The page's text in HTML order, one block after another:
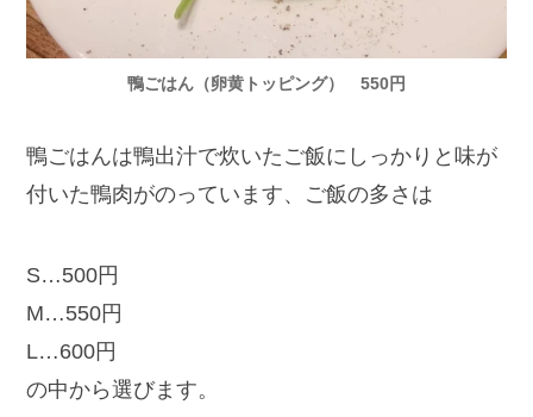
鴨ごはん（卵黄トッピング） 550円
鴨ごはんは鴨出汁で炊いたご飯にしっかりと味が
付いた鴨肉がのっています、ご飯の多さは
S…500円
M…550円
L…600円
の中から選びます。